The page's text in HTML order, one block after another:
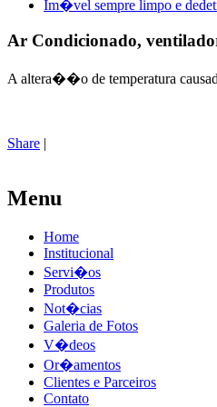
Im�vel sempre limpo e
Ar Condicionado,
A altera��o de temperatura
Share |
Menu
Home
Institucional
Servi�os
Produtos
Not�cias
Galeria de Fotos
V�deos
Or�amentos
Clientes e Parceiros
Contato